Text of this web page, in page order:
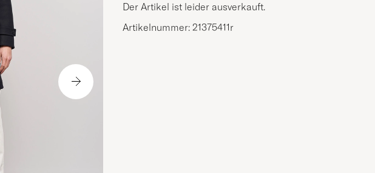
Der Artikel ist leider ausverkauft.
Artikelnummer: 21375411r